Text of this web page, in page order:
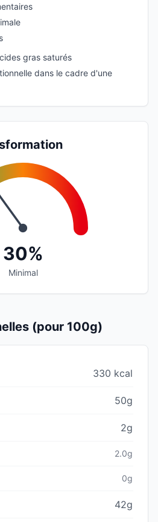
gras saturés
dans le cadre d'une
30%
Minimal
(pour 100g)
330 kcal
50g
2g
2.0g
0g
42g